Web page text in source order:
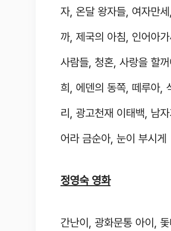
자, 온달 왕자들, 여자만
까, 제국의 아침, 인어아
사람들, 청혼, 사랑을 할
희, 에덴의 동쪽, 떼루아,
리, 광고천재 이태백, 남
어라 금순아, 눈이 부시게
정영숙 영화
간난이, 광화문통 아이,